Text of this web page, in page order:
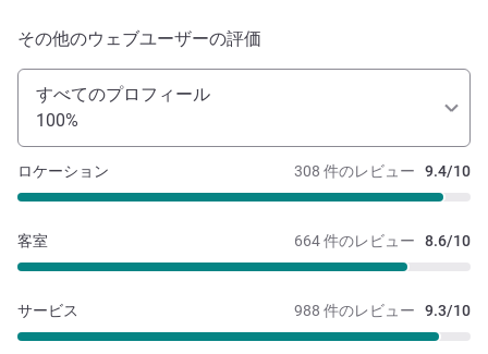
その他のウェブユーザーの評価
すべてのプロフィール
100%
308 件のレビュー 9.4/10
ロケーション
664 件のレビュー 8.6/10
客室
988 件のレビュー 9.3/10
サービス